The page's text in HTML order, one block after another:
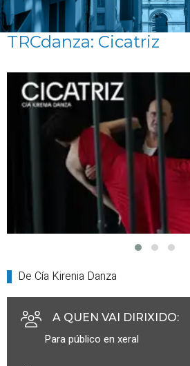
TRCdanza: Cicatriz
De Cía Kirenia Danza
A QUEN VAI DIRIXIDO:
Para público en xeral